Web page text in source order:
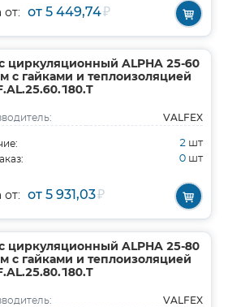
от: от 5 449,74₽
циркуляционный ALPHA 25-60
с гайками и теплоизоляцией
VALFEX
2 шт
0 шт
от: от 5 931,03₽
циркуляционный ALPHA 25-80
с гайками и теплоизоляцией
VALFEX